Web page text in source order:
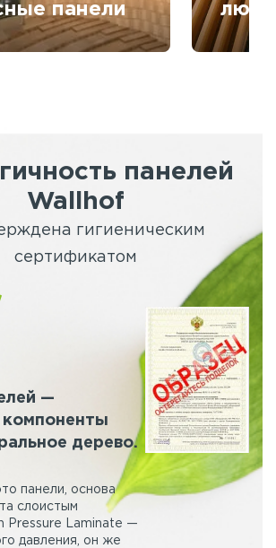
панели
панелей
Wallhof
гигиеническим
сертификатом
—
дерево.
панели, основа
слоистым
Pressure Laminate —
давления, он же